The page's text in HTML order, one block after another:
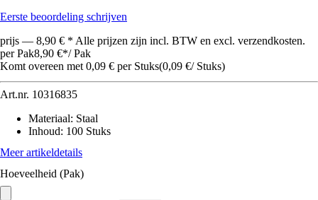
Eerste beoordeling schrijven
prijs — 8,90 € * Alle prijzen zijn incl. BTW en excl. verzendkosten.
per Pak8,90 €*/ Pak
Komt overeen met 0,09 € per Stuks(0,09 €/ Stuks)
Art.nr. 10316835
Materiaal: Staal
Inhoud: 100 Stuks
Meer artikeldetails
Hoeveelheid (Pak)